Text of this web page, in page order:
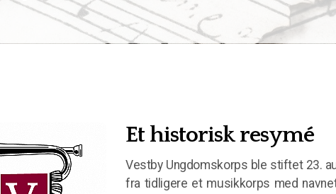
Et historisk resymé
Vestby Ungdomskorps ble stiftet 23.
fra tidligere et musikkorps med